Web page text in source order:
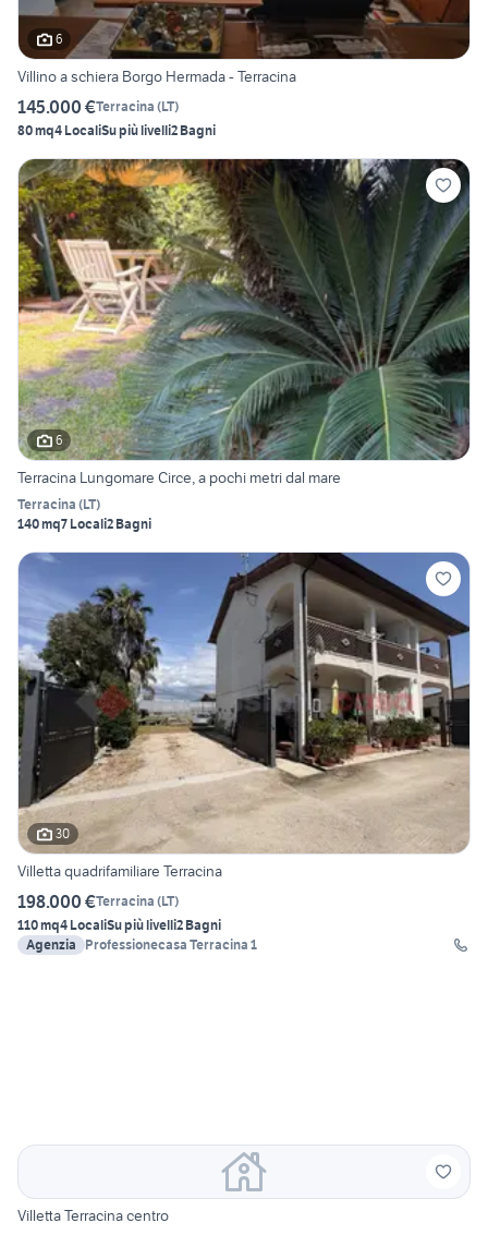
6
Villino a schiera Borgo Hermada - Terracina
145.000 €Terracina (LT)
80 mq4 LocaliSu più livelli2 Bagni
6
Terracina Lungomare Circe, a pochi metri dal mare
Terracina (LT)
140 mq7 Locali2 Bagni
30
Villetta quadrifamiliare Terracina
198.000 €Terracina (LT)
110 mq4 LocaliSu più livelli2 Bagni
Agenzia
Professionecasa Terracina 1
Villetta Terracina centro